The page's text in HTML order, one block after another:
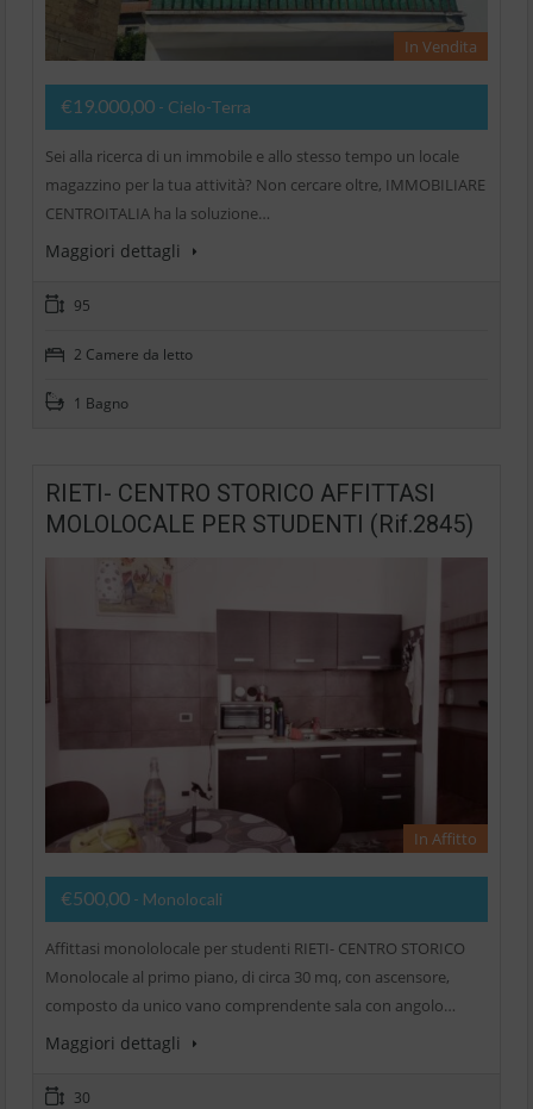
In Vendita
€19.000,00 - Cielo-Terra
Sei alla ricerca di un immobile e allo stesso tempo un locale
magazzino per la tua attività? Non cercare oltre, IMMOBILIARE
CENTROITALIA ha la soluzione…
Maggiori dettagli
95
2 Camere da letto
1 Bagno
RIETI- CENTRO STORICO AFFITTASI
MOLOLOCALE PER STUDENTI (Rif.2845)
In Affitto
€500,00 - Monolocali
Affittasi monololocale per studenti RIETI- CENTRO STORICO
Monolocale al primo piano, di circa 30 mq, con ascensore,
composto da unico vano comprendente sala con angolo…
Maggiori dettagli
30